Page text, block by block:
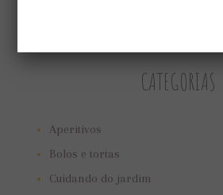
CATEGORIAS
Aperitivos
Bolos e tortas
Cuidando do jardim